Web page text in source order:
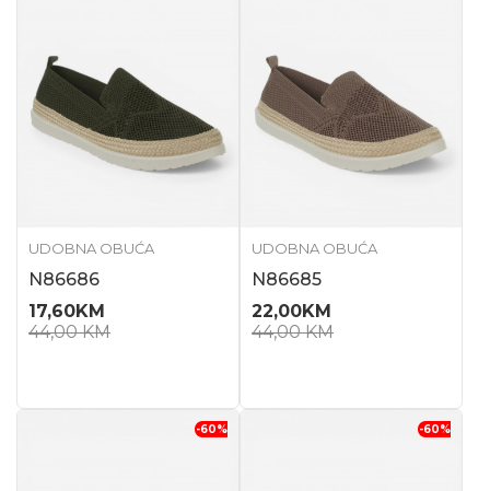
UDOBNA OBUĆA
N86686
17,60KM
44,00KM
UDOBNA OBUĆA
N86685
22,00KM
44,00KM
-60% -60%